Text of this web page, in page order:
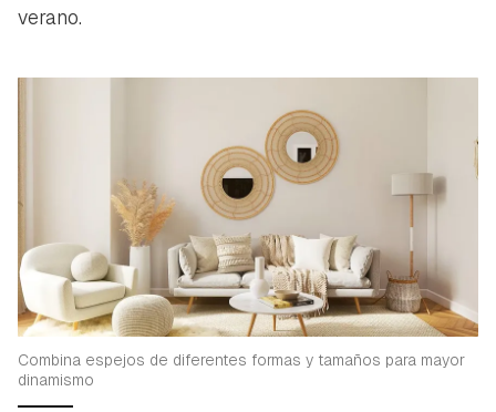
verano.
Combina espejos de diferentes formas y tamaños para mayor
dinamismo